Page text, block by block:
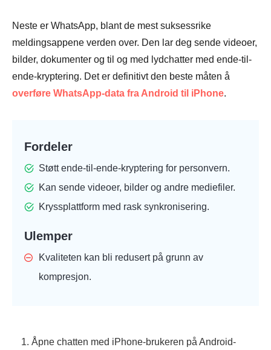
Neste er WhatsApp, blant de mest suksessrike
meldingsappene verden over. Den lar deg sende videoer,
bilder, dokumenter og til og med lydchatter med ende-til-
ende-kryptering. Det er definitivt den beste måten å
overføre WhatsApp-data fra Android til iPhone.
Fordeler
Støtt ende-til-ende-kryptering for personvern.
Kan sende videoer, bilder og andre mediefiler.
Kryssplattform med rask synkronisering.
Ulemper
Kvaliteten kan bli redusert på grunn av
kompresjon.
1. Åpne chatten med iPhone-brukeren på Android-